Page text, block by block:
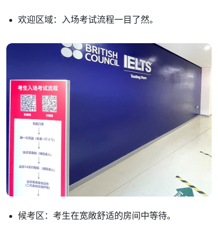
欢迎区域：入场考试流程一目了然。
候考区：考生在宽敞舒适的房间中等待。